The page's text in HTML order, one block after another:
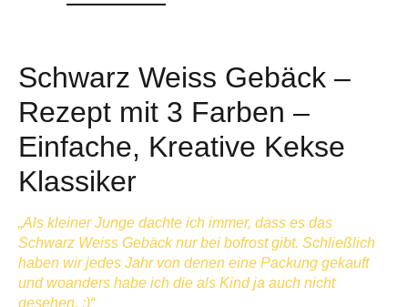
Schwarz Weiss Gebäck –
Rezept mit 3 Farben –
Einfache, Kreative Kekse
Klassiker
„Als kleiner Junge dachte ich immer, dass es das
Schwarz Weiss Gebäck nur bei bofrost gibt. Schließlich
haben wir jedes Jahr von denen eine Packung gekauft
und woanders habe ich die als Kind ja auch nicht
gesehen. :)“